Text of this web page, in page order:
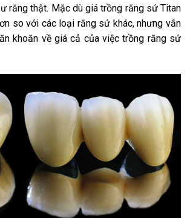
răng thật. Mặc dù giá trồng răng sứ Titan
so với các loại răng sứ khác, nhưng vẫn
khoăn về giá cả của việc trồng răng sứ